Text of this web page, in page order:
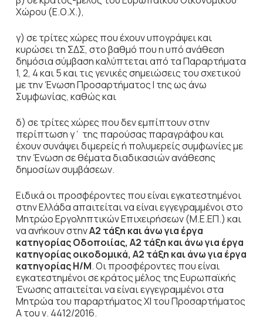
Χώρου (Ε.Ο.Χ.),
γ) σε τρίτες χώρες που έχουν υπογράψει και
κυρώσει τη ΣΔΣ, στο βαθμό που η υπό ανάθεση
δημόσια σύμβαση καλύπτεται από τα Παραρτήματα
1, 2, 4 και 5 και τις γενικές σημειώσεις του σχετικού
με την Ένωση Προσαρτήματος I της ως άνω
Συμφωνίας, καθώς και
δ) σε τρίτες χώρες που δεν εμπίπτουν στην
περίπτωση γ΄ της παρούσας παραγράφου και
έχουν συνάψει διμερείς ή πολυμερείς συμφωνίες με
την Ένωση σε θέματα διαδικασιών ανάθεσης
δημοσίων συμβάσεων.
Ειδικά οι προσφέροντες που είναι εγκατεστημένοι
στην Ελλάδα απαιτείται να είναι εγγεγραμμένοι στο
Μητρώο Εργοληπτικών Επιχειρήσεων (Μ.Ε.ΕΠ.) και
να ανήκουν στηνΑ2 τάξη και άνω για έργα
κατηγορίας Οδοποιίας, Α2 τάξη και άνω για έργα
κατηγορίαςοικοδομικά, Α2 τάξη και άνω για έργα
κατηγορίαςΗ/Μ. Οι προσφέροντες που είναι
εγκατεστημένοι σε κράτος μέλος της Ευρωπαϊκής
Ένωσης απαιτείται να είναι εγγεγραμμένοι στα
Μητρώα του παραρτήματος ΧΙ του Προσαρτήματος
Α του ν. 4412/2016.